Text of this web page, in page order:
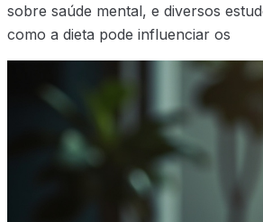
sobre saúde mental, e diversos
como a dieta pode influenciar os